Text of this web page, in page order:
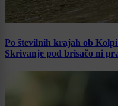
Po številnih krajah ob
Skrivanje pod brisačo ni